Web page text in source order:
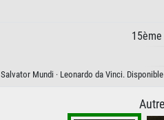
Salvator Mundi · Leonardo da Vinci.